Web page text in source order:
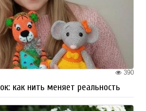
390
как нить меняет реальность